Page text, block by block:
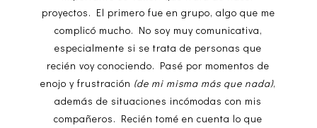
proyectos. El primero fue en grupo, algo que me
complicó mucho. No soy muy comunicativa,
especialmente si se trata de personas que
recién voy conociendo. Pasé por momentos de
enojo y frustración (de mi misma más que nada),
además de situaciones incómodas con mis
compañeros. Recién tomé en cuenta lo que